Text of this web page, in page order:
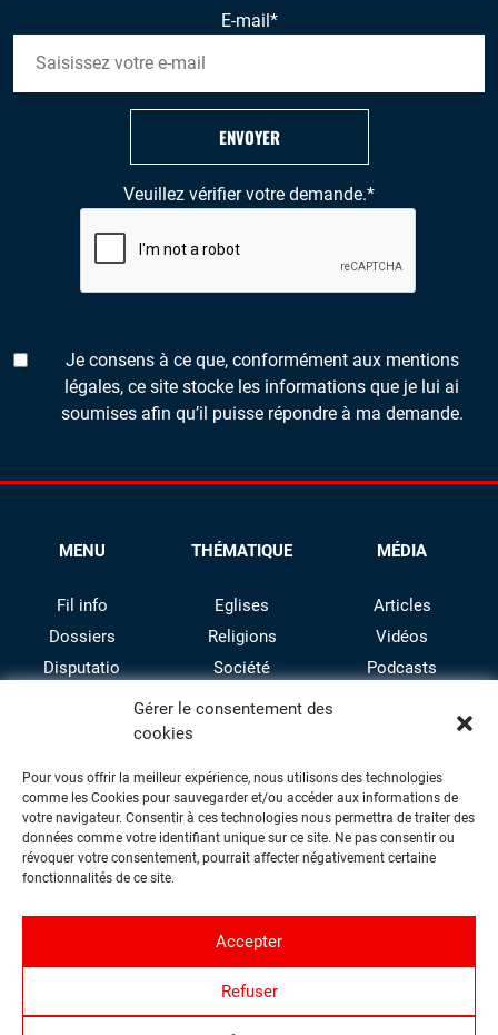
Gérer le consentement des
cookies
Pour vous offrir la meilleur expérience, nous utilisons des technologies
comme les Cookies pour sauvegarder et/ou accéder aux informations de
votre navigateur. Consentir à ces technologies nous permettra de traiter des
données comme votre identifiant unique sur ce site. Ne pas consentir ou
révoquer votre consentement, pourrait affecter négativement certaine
fonctionnalités de ce site.
Accepter
Refuser
E-mail*
Veuillez vérifier votre demande.*
Je consens à ce que, conformément aux mentions
légales, ce site stocke les informations que je lui ai
soumises afin qu’il puisse répondre à ma demande.
ENVOYER
MENU
Fil info
Dossiers
Disputatio
THÉMATIQUE
Eglises
Religions
Société
Culture
MÉDIA
Articles
Vidéos
Podcasts
facebook
Contact
Proposer une contribution
Qui sommes-nous ?